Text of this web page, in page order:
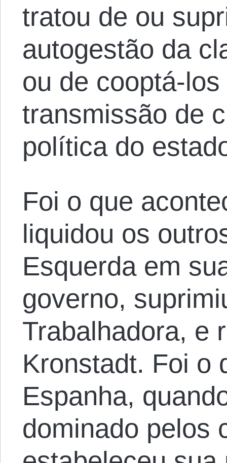
tratou de ou
autogestão da
ou de cooptá-
transmissão de
política do
Foi o que
liquidou os
Esquerda em
governo,
Trabalhadora, e
Kronstadt. Foi o
Espanha,
dominado pelos